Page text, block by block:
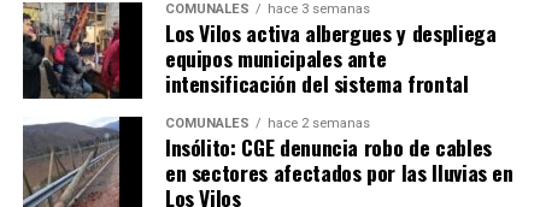
COMUNALES hace 3 semanas
Los Vilos activa albergues y despliega
equipos municipales ante
intensificación del sistema frontal
COMUNALES hace 2 semanas
Insólito: CGE denuncia robo de cables
en sectores afectados por las lluvias en
Los Vilos